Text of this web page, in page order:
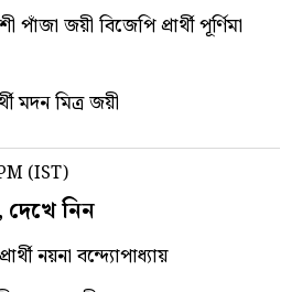
জয়ী বিজেপি প্রার্থী পূর্ণিমা
মদন মিত্র জয়ী
(IST)
নিন
নয়না বন্দ্যোপাধ্যায়